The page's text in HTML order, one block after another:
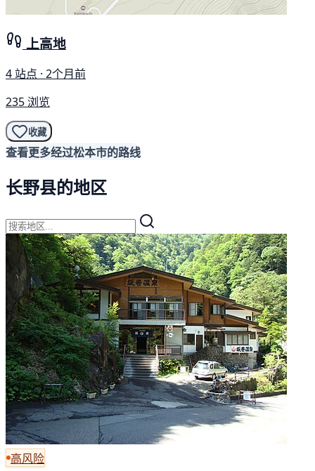
上高地
4 站点 · 2个月前
235 浏览
收藏
查看更多经过松本市的路线
长野县的地区
高风险